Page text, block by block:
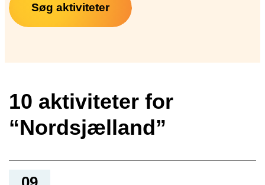
Søg aktiviteter
10 aktiviteter for
“Nordsjælland”